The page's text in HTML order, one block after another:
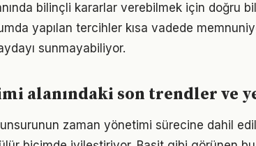
bilinçli kararlar verebilmek için doğru
yapılan tercihler kısa vadede
sunmayabiliyor.
alanındaki son trendler ve
zaman yönetimi sürecine dahil